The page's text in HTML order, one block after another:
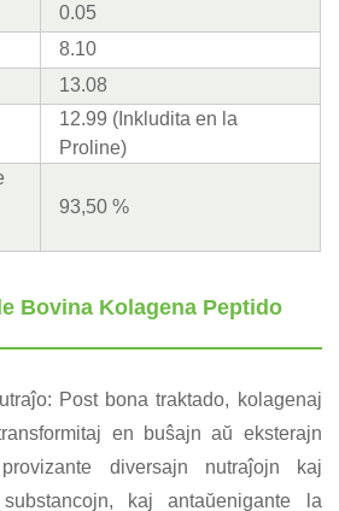
0.05
8.10
13.08
12.99 (Inkludita en la
Proline)
93,50 %
Bovina Kolagena Peptido
Post bona traktado, kolagenaj
en buŝajn aŭ eksterajn
diversajn nutraĵojn kaj
kaj antaŭenigante la